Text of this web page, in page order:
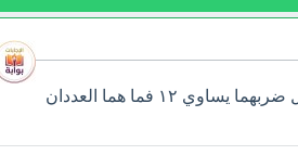
سوف تجد إجابة سؤال عددان مجموعهما ٨ ، وحاصل ضربهما يساوي ١٢ فما هما العددان